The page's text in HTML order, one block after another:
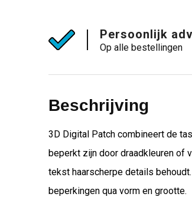
Persoonlijk
Op alle bestellingen
Beschrijving
3D Digital Patch combineert de
beperkt zijn door draadkleuren of
tekst haarscherpe details
beperkingen qua vorm en grootte.